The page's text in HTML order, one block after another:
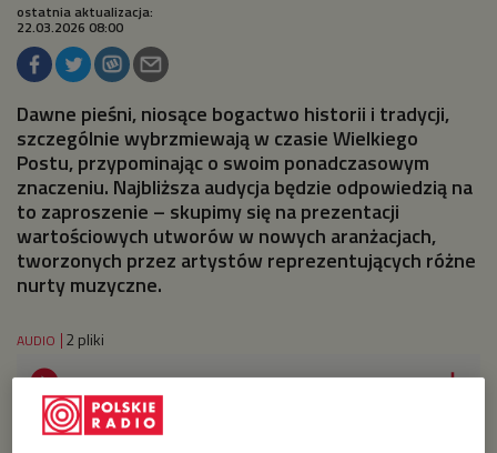
ostatnia aktualizacja:
22.03.2026 08:00
Dawne pieśni, niosące bogactwo historii i tradycji,
szczególnie wybrzmiewają w czasie Wielkiego
Postu, przypominając o swoim ponadczasowym
znaczeniu. Najbliższa audycja będzie odpowiedzią na
to zaproszenie – skupimy się na prezentacji
wartościowych utworów w nowych aranżacjach,
tworzonych przez artystów reprezentujących różne
nurty muzyczne.
AUDIO 2 pliki
 47'09 
muzyczne rozmowy cz.2